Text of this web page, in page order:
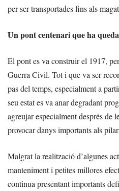
per ser transportades fins als
Un pont centenari que ha
El pont es va construir el 1917,
Guerra Civil. Tot i que va ser
pas del temps, especialment a
seu estat es va anar degradant
agreujar especialment després de
provocar danys importants als
Malgrat la realització d’algunes
manteniment i petites millores
continua presentant importants